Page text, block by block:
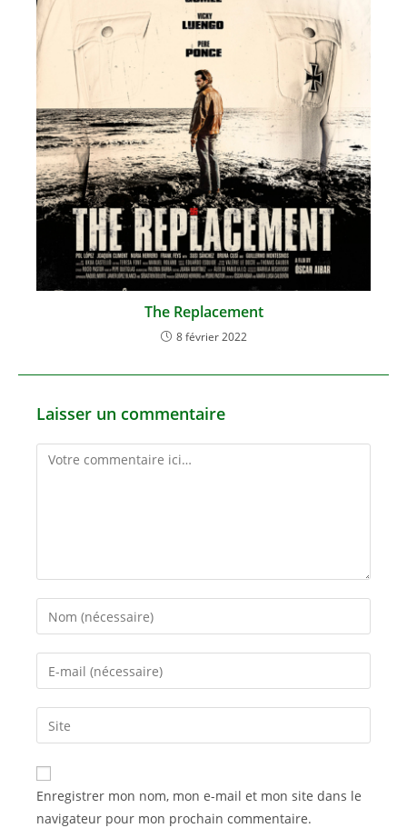
The Replacement
8 février 2022
Laisser un commentaire
Comment
Enter
your
name
comment
Enter
your
email
address
comment
Saisir
l’URL
de
votre
Enregistrer mon nom, mon e-mail et mon site dans le
navigateur pour mon prochain commentaire.